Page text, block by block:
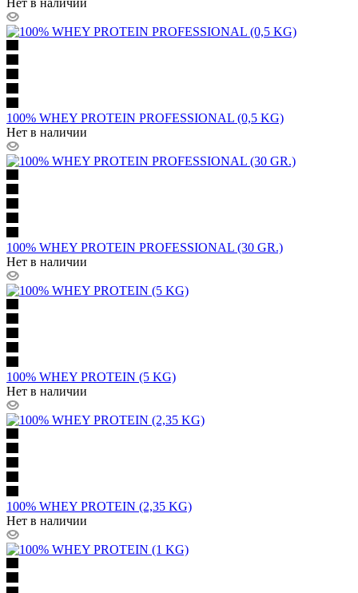
Нет в наличии
100% WHEY PROTEIN PROFESSIONAL (0,5 KG)
Нет в наличии
100% WHEY PROTEIN PROFESSIONAL (30 GR.)
Нет в наличии
100% WHEY PROTEIN (5 KG)
Нет в наличии
100% WHEY PROTEIN (2,35 KG)
Нет в наличии